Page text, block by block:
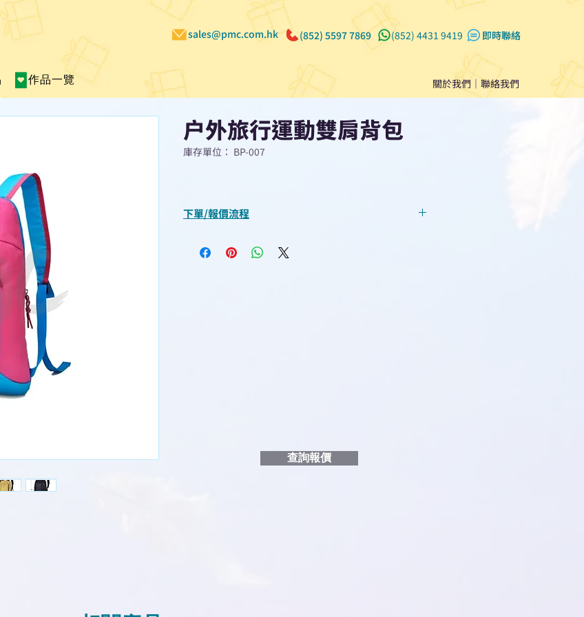
作品一覽
sales@pmc.com.hk (852) 5597 7869 (852) 4431 9419 ​即時聯絡
關於我們 ｜聯絡我們
户外旅行運動雙肩背包
庫存單位： BP-007
下單/報價流程
查詢或報價”
查詢報價